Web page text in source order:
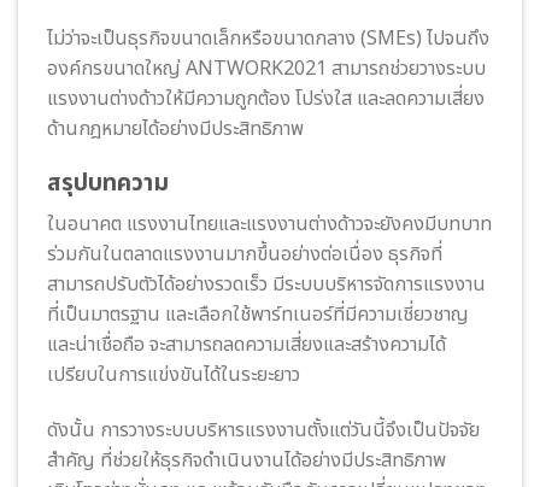
ไม่ว่าจะเป็นธุรกิจขนาดเล็กหรือขนาดกลาง (SMEs) ไปจนถึง
องค์กรขนาดใหญ่ ANTWORK2021 สามารถช่วยวางระบบ
แรงงานต่างด้าวให้มีความถูกต้อง โปร่งใส และลดความเสี่ยง
ด้านกฎหมายได้อย่างมีประสิทธิภาพ
สรุปบทความ
ในอนาคต แรงงานไทยและแรงงานต่างด้าวจะยังคงมีบทบาท
ร่วมกันในตลาดแรงงานมากขึ้นอย่างต่อเนื่อง ธุรกิจที่
สามารถปรับตัวได้อย่างรวดเร็ว มีระบบบริหารจัดการแรงงาน
ที่เป็นมาตรฐาน และเลือกใช้พาร์ทเนอร์ที่มีความเชี่ยวชาญ
และน่าเชื่อถือ จะสามารถลดความเสี่ยงและสร้างความได้
เปรียบในการแข่งขันได้ในระยะยาว
ดังนั้น การวางระบบบริหารแรงงานตั้งแต่วันนี้จึงเป็นปัจจัย
สำคัญ ที่ช่วยให้ธุรกิจดำเนินงานได้อย่างมีประสิทธิภาพ